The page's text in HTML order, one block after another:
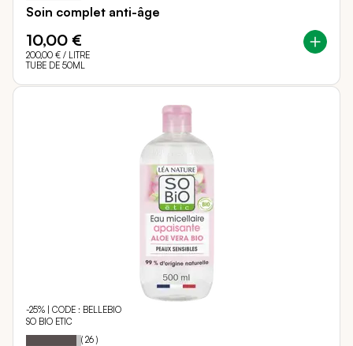
Soin complet anti-âge
10,00 €
200,00 € / LITRE
TUBE DE 50ML
-25% | CODE : BELLEBIO
SO BIO ETIC
Notation: 92
% of
( 26 )